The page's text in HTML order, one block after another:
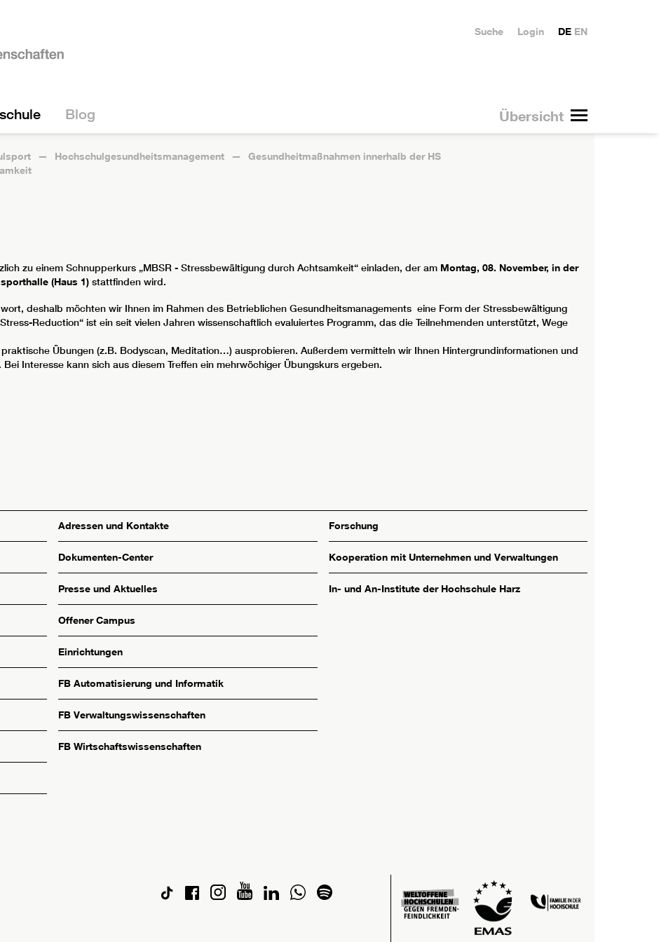
Übersicht
Blog
DE EN
Login
Suche
Hochschulgesundheitsmanagement
Gesundheitmaßnahmen innerhalb der HS
zu einem Schnupperkurs „MBSR - Stressbewältigung durch Achtsamkeit“ einladen, der am Montag, 08. November, in der
(Haus 1) stattfinden wird.
deshalb möchten wir Ihnen im Rahmen des Betrieblichen Gesundheitsmanagements eine Form der Stressbewältigung
Reduction“ ist ein seit vielen Jahren wissenschaftlich evaluiertes Programm, das die Teilnehmenden unterstützt, Wege
Übungen (z.B. Bodyscan, Meditation…) ausprobieren. Außerdem vermitteln wir Ihnen Hintergrundinformationen und
Interesse kann sich aus diesem Treffen ein mehrwöchiger Übungskurs ergeben.
Adressen und Kontakte
Dokumenten-Center
Presse und Aktuelles
Offener Campus
Einrichtungen
FB Automatisierung und Informatik
FB Verwaltungswissenschaften
FB Wirtschaftswissenschaften
Forschung
Kooperation mit Unternehmen und Verwaltungen
In- und An-Institute der Hochschule Harz